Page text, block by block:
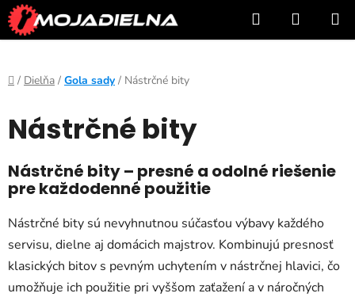
Prejsť
na
obsah
Hľadať
KOŠÍK
Domov
/ Dielňa / Gola sady / Nástrčné bity
Nástrčné bity
Nástrčné bity – presné a odolné riešenie
pre každodenné použitie
Nástrčné bity sú nevyhnutnou súčasťou výbavy každého
servisu, dielne aj domácich majstrov. Kombinujú presnosť
klasických bitov s pevným uchytením v nástrčnej hlavici, čo
umožňuje ich použitie pri vyššom zaťažení a v náročných